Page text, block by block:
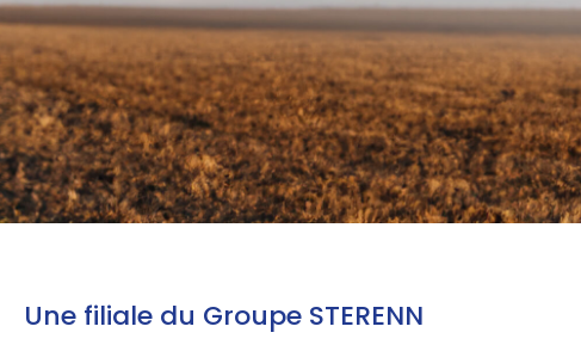
Une filiale du Groupe STERENN